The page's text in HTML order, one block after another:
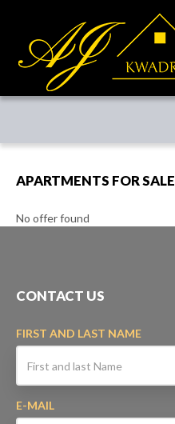
APARTMENTS FOR SALE
No offer found
CONTACT US
FIRST AND LAST NAME
E-MAIL